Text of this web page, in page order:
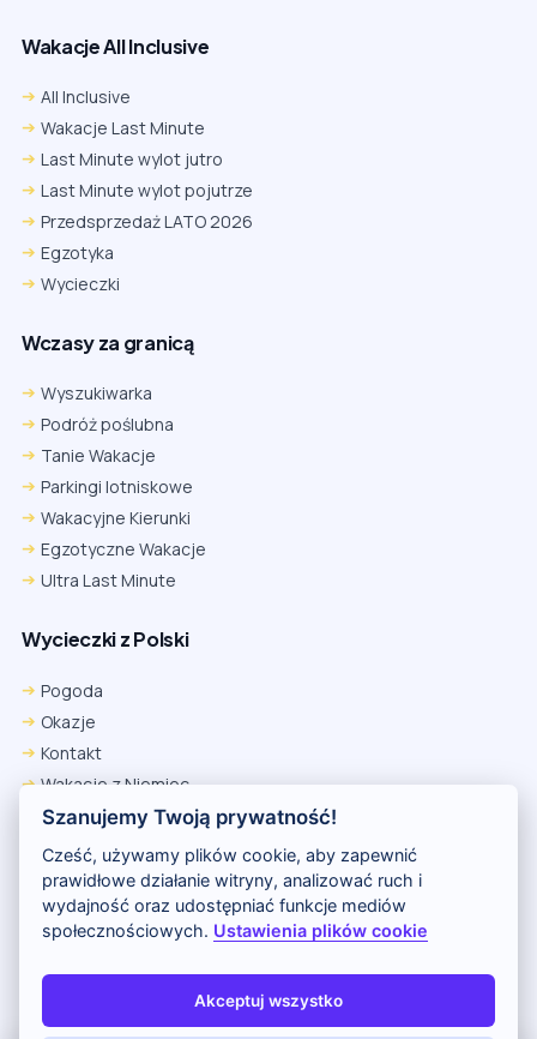
Wakacje All Inclusive
All Inclusive
Wakacje Last Minute
Last Minute wylot jutro
Last Minute wylot pojutrze
Przedsprzedaż LATO 2026
Egzotyka
Wycieczki
Wczasy za granicą
Wyszukiwarka
Podróż poślubna
Tanie Wakacje
Parkingi lotniskowe
Wakacyjne Kierunki
Egzotyczne Wakacje
Ultra Last Minute
Wycieczki z Polski
Pogoda
Okazje
Kontakt
Wakacje z Niemiec
Polityka Prywatności
Wakacje w Egipcie
Rankingi hoteli
Kontakt i reklama
Polityka prywatności
Copyright (c) 2026 Odkryj Wakacje
Szanujemy Twoją prywatność!
Cześć, używamy plików cookie, aby zapewnić
prawidłowe działanie witryny, analizować ruch i
wydajność oraz udostępniać funkcje mediów
społecznościowych. Ustawienia plików cookie
Akceptuj wszystko